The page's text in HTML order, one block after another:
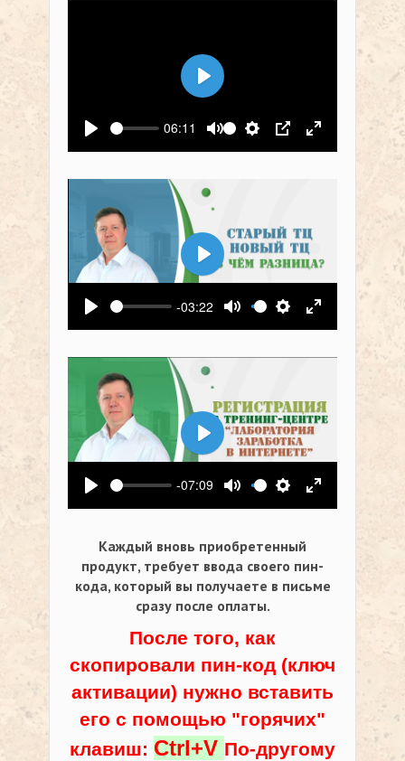
Воспроизвести
06:11
Выключить звук
Настройки
PIP На весь
Воспроизвести
Воспроизвести
-03:22
Выключить звук
Настройки
На весь
Воспроизвести
Воспроизвести
-07:09
Выключить звук
Настройки
На весь
Воспроизвести
Каждый вновь приобретенный
продукт, требует ввода своего пин-
кода, который вы получаете в письме
сразу после оплаты.
После того, как
скопировали пин-код (ключ
активации) нужно вставить
его с помощью "горячих"
клавиш: Ctrl+V По-другому